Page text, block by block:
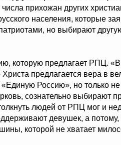
прихожан других
населения, которые
но выбирают
которую предлагает РПЦ.
предлагается вера в
«Единую Россию», но только
сознательно выбирают
людей от РПЦ мог и
девушек, а потому,
которой не хватает